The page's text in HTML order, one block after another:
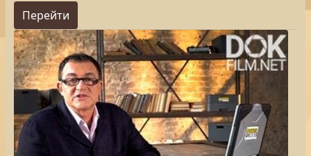
Перейти